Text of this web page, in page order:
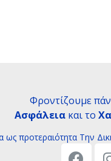
Φροντίζουμε
Ασφάλειακαι το
ως προτεραιότητα Tην